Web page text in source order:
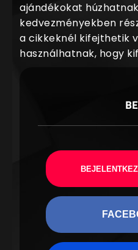
ajándékokat
kedvezményekben
a cikkeknél kifejthetik
használhatnak, hogy